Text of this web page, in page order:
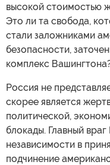
высокой стоимостью
Это ли та свобода,
стали заложниками
безопасности,
комплекс
Россия не
скорее является
политической,
блокады. Главный
независимости в
подчинение